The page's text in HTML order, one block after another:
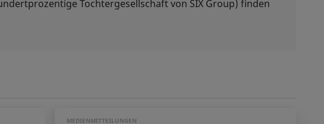
Tochtergesellschaft von SIX Group) finden
MEDIENMITTEILUNGEN